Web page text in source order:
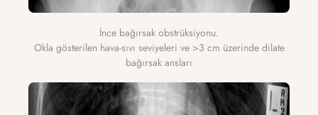
İnce bağırsak obstrüksiyonu.
Okla gösterilen hava-sıvı seviyeleri ve >3 cm üzerinde dilate
bağırsak ansları